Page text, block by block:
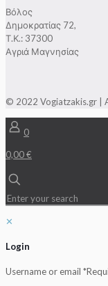
Βόλος
Δημοκρατίας 72,
Τ.Κ.: 37300
Αγριά Μαγνησίας
© 2022 Vogiatzakis.gr |
0
0,00 €
✕
Login
Username or email *